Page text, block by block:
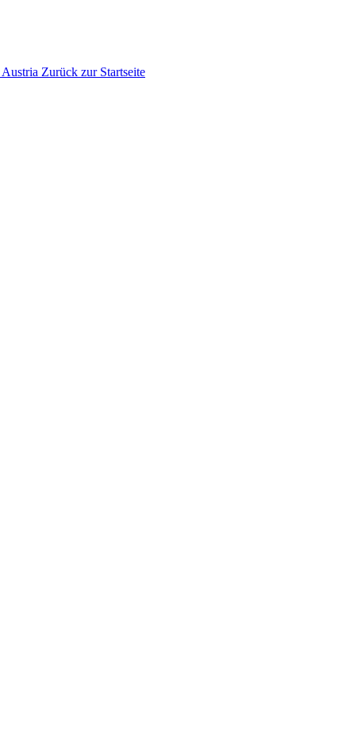
Austria Zurück zur Startseite